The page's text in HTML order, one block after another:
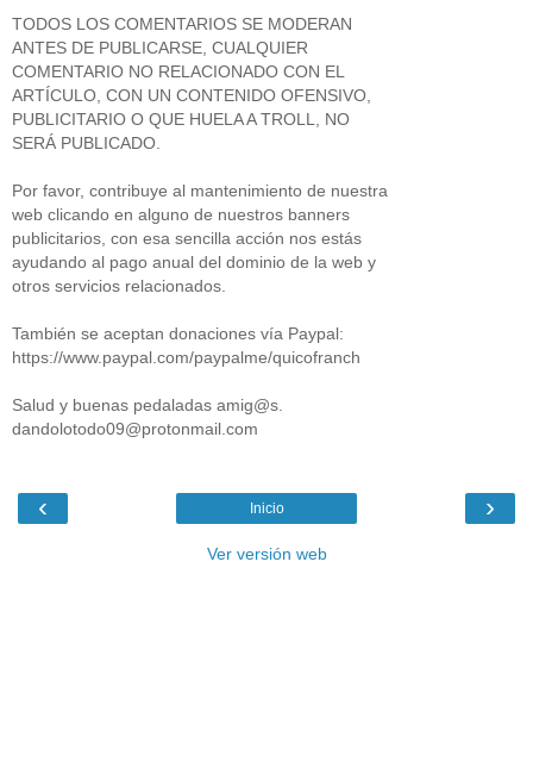
TODOS LOS COMENTARIOS SE MODERAN
ANTES DE PUBLICARSE, CUALQUIER
COMENTARIO NO RELACIONADO CON EL
ARTÍCULO, CON UN CONTENIDO OFENSIVO,
PUBLICITARIO O QUE HUELA A TROLL, NO
SERÁ PUBLICADO.
Por favor, contribuye al mantenimiento de nuestra
web clicando en alguno de nuestros banners
publicitarios, con esa sencilla acción nos estás
ayudando al pago anual del dominio de la web y
otros servicios relacionados.
También se aceptan donaciones vía Paypal:
https://www.paypal.com/paypalme/quicofranch
Salud y buenas pedaladas amig@s.
dandolotodo09@protonmail.com
‹ ›
Inicio
Ver versión web